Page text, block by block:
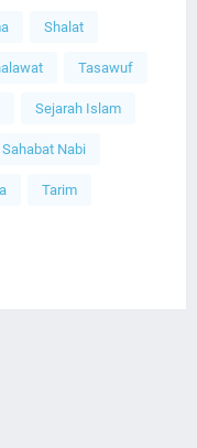
Shalat
Tasawuf
Sejarah Islam
Nabi
Tarim